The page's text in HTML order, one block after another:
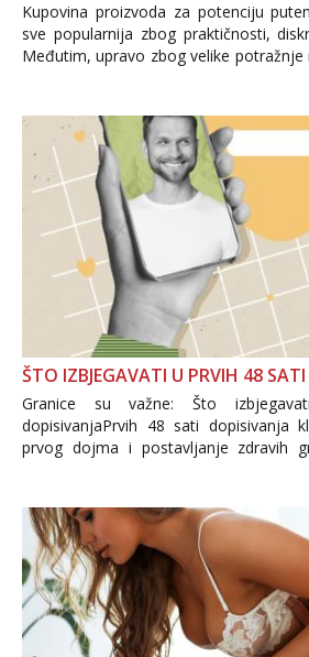
Kupovina proizvoda za potenciju
sve popularnija zbog praktičnosti,
Međutim, upravo zbog velike
i brojni krivotvoreni proizvodi,
ŠTO IZBJEGAVATI U PRVIH 48
Granice su važne: Što
dopisivanjaPrvih 48 sati dopisivanja
prvog dojma i postavljanje zdravih
Važno je izbjeći prebrzo
informacija, jer nepoznata osoba
povjerenje. Takođe...